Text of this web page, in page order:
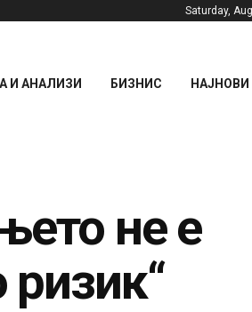
Saturday,
И АНАЛИЗИ БИЗНИС НАЈНОВИ
не е